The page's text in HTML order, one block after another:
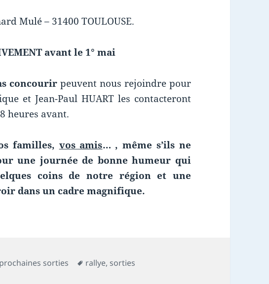
Mulé – 31400 TOULOUSE.
avant le 1° mai
concourirpeuvent nous rejoindre pour
et Jean-Paul HUART les contacteront
heures avant.
familles, vos amis… , même s’ils ne
une journée de bonne humeur qui
coins de notre région et une
dans un cadre magnifique.
sorties
Mots-
rallye, sorties